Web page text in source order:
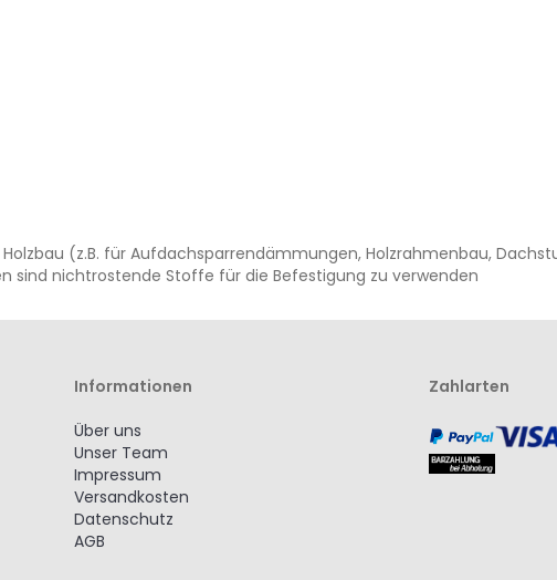
(z.B. für Aufdachsparrendämmungen, Holzrahmenbau,
sind nichtrostende Stoffe für die Befestigung zu verwenden
Informationen
Über uns
Unser Team
Impressum
Versandkosten
Datenschutz
AGB
Zahlarten